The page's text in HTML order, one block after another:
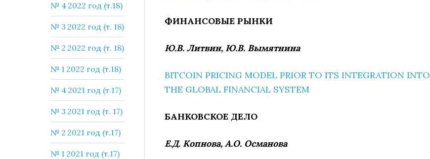
ФИНАНСОВЫЕ РЫНКИ
Ю.В. Литвин, Ю.В. Вымятнина
BITCOIN PRICING MODEL PRIOR TO ITS INTEGRATION INTO
THE GLOBAL FINANCIAL SYSTEM
БАНКОВСКОЕ ДЕЛО
Е.Д. Копнова, А.О. Османова
№ 4 2022 год (т.18)
№ 3 2022 год (т. 18)
№ 2 2022 год (т. 18)
№ 1 2022 год (т.18)
№ 4 2021 год (т.17)
№ 3 2021 год (т. 17)
№ 2 2021 год (т.17)
№ 1 2021 год (т.17)